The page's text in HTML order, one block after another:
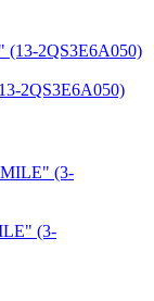
2QS3E6A050)
(3-